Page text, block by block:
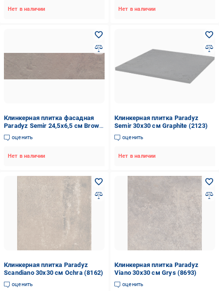
Нет в наличии Нет в наличии
Клинкерная плитка фасадная
Paradyz Semir 24,5x6,5 см Brown
(1513)
оценить
Нет в наличии
Клинкерная плитка Paradyz
Semir 30x30 см Graphite (2123)
оценить
Нет в наличии
Клинкерная плитка Paradyz
Scandiano 30x30 см Ochra (8162)
оценить
Клинкерная плитка Paradyz
Viano 30x30 см Grys (8693)
оценить